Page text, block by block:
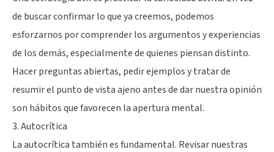
de buscar confirmar lo que ya creemos, podemos
esforzarnos por comprender los argumentos y experiencias
de los demás, especialmente de quienes piensan distinto.
Hacer preguntas abiertas, pedir ejemplos y tratar de
resumir el punto de vista ajeno antes de dar nuestra opinión
son hábitos que favorecen la apertura mental.
3. Autocrítica
La autocrítica también es fundamental. Revisar nuestras